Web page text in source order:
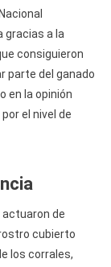
gracias a la
consiguieron
parte del ganado
en la opinión
el nivel de
actuaron de
cubierto
los corrales,